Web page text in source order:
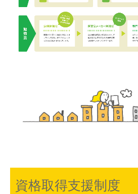
資格取得支援制度